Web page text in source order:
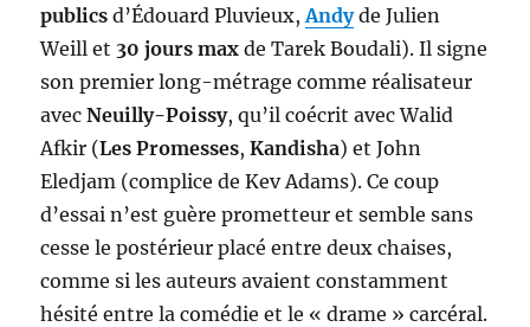
publicsd’Édouard Pluvieux,Andyde Julien
Weill et 30 jours max de Tarek Boudali). Il signe
son premier long-métrage comme réalisateur
avecNeuilly-Poissy, qu’il coécrit avec Walid
Afkir (Les Promesses,Kandisha) et John
Eledjam (complice de Kev Adams). Ce coup
d’essai n’est guère prometteur et semble sans
cesse le postérieur placé entre deux chaises,
comme si les auteurs avaient constamment
hésité entre la comédie et le « drame » carcéral.